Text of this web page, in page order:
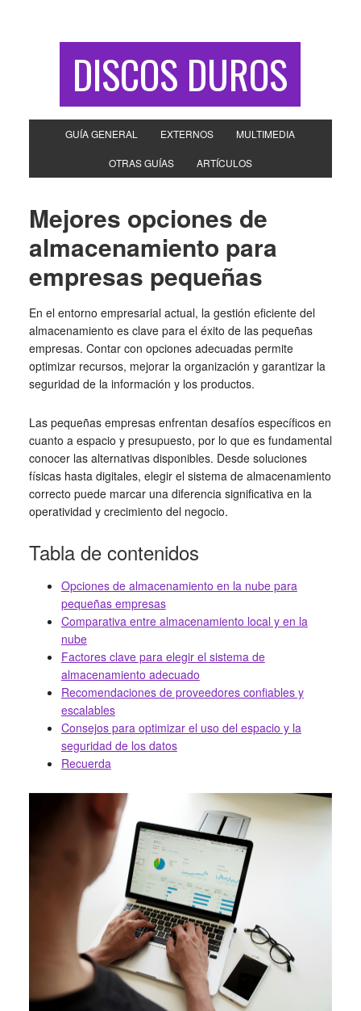
DISCOS DUROS
GUÍA GENERAL EXTERNOS MULTIMEDIA
OTRAS GUÍAS ARTÍCULOS
Mejores opciones de
almacenamiento para
empresas pequeñas
En el entorno empresarial actual, la gestión eficiente del
almacenamiento es clave para el éxito de las pequeñas
empresas. Contar con opciones adecuadas permite
optimizar recursos, mejorar la organización y garantizar la
seguridad de la información y los productos.
Las pequeñas empresas enfrentan desafíos específicos en
cuanto a espacio y presupuesto, por lo que es fundamental
conocer las alternativas disponibles. Desde soluciones
físicas hasta digitales, elegir el sistema de almacenamiento
correcto puede marcar una diferencia significativa en la
operatividad y crecimiento del negocio.
Tabla de contenidos
Opciones de almacenamiento en la nube para
pequeñas empresas
Comparativa entre almacenamiento local y en la
nube
Factores clave para elegir el sistema de
almacenamiento adecuado
Recomendaciones de proveedores confiables y
escalables
Consejos para optimizar el uso del espacio y la
seguridad de los datos
Recuerda